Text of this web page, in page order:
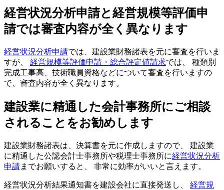
経営状況分析申請と経営規模等評価申
請では審査内容が全く異なります
経営状況分析申請では、建設業財務諸表を元に審査を行いま
すが、 経営規模等評価申請・総合評定値請求では、 種類別
完成工事高、技術職員資格などについて審査を行いますの
で、審査内容が全く異なります。
建設業に精通した会計事務所にご相談
されることをお勧めします
建設業財務諸表は、決算書を元に作成しますので、 建設業
に精通した公認会計士事務所や税理士事務所に経営状況分析
申請までお願いすると、 非常に効率がいいと言えます。
経営状況分析結果通知書を建設会社に直接発送し、 経営規